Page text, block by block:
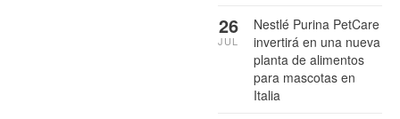
Nestlé Purina PetCare
invertirá en una nueva
planta de alimentos
para mascotas en
Italia
26
JUL